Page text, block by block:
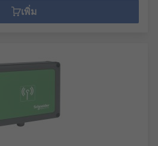
เพิ่ม